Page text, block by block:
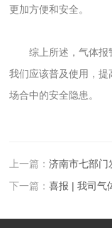
更加方便和安全。
综上所述，气体报警
我们应该普及使用，
场合中的安全隐患。
上一篇：济南市七部门
下一篇：喜报 | 我司气